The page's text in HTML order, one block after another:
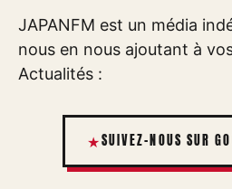
JAPANFM est un média
nous en nous ajoutant à
Actualités :
SUIVEZ-NOUS SUR